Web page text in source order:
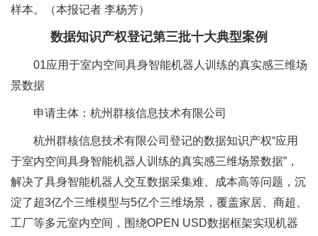
样本。（本报记者 李杨芳）
数据知识产权登记第三批十大典型案例
01应用于室内空间具身智能机器人训练的真实感三维场
景数据
申请主体：杭州群核信息技术有限公司
杭州群核信息技术有限公司登记的数据知识产权“应用
于室内空间具身智能机器人训练的真实感三维场景数据”，
解决了具身智能机器人交互数据采集难、成本高等问题，沉
淀了超3亿个三维模型与5亿个三维场景，覆盖家居、商超、
工厂等多元室内空间，围绕OPEN USD数据框架实现机器